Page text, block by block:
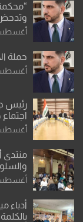
وتدحض
الشكوى
أغسطس 9,
حملة
أغسطس 9,
رئيس
اجتماع
أغسطس 9,
منتدى
أغسطس 9,
أدباء